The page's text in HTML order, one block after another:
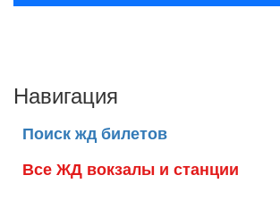
Навигация
Поиск жд билетов
Все ЖД вокзалы и станции